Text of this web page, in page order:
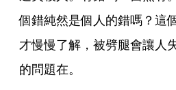
個錯純然是個人的錯嗎？這
才慢慢了解，被劈腿會讓人
的問題在。